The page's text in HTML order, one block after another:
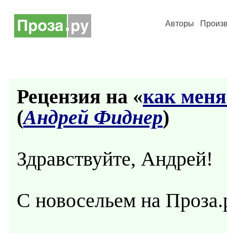
Авторы
Рецензия на «как
(Андрей Фиднер)
Здравствуйте, Андрей!
С новосельем на